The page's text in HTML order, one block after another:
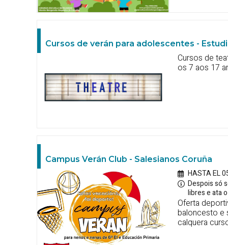
Cursos de verán para adolescentes -
Cursos de
os 7 aos 17
Campus Verán Club - Salesianos Coruña
HASTA EL
Despois só
libres e ata
Oferta
baloncesto e
calquera